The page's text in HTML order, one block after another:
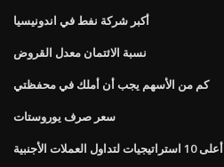
أكبر شركة نفط في اندونيسيا
نسبة الائتمان معدل القروض
كم من الأسهم يجب أن أملك في محفظتي
سعر صرف يوروستات
أعلى 10 استراتيجيات لتداول العملات الأجنبية